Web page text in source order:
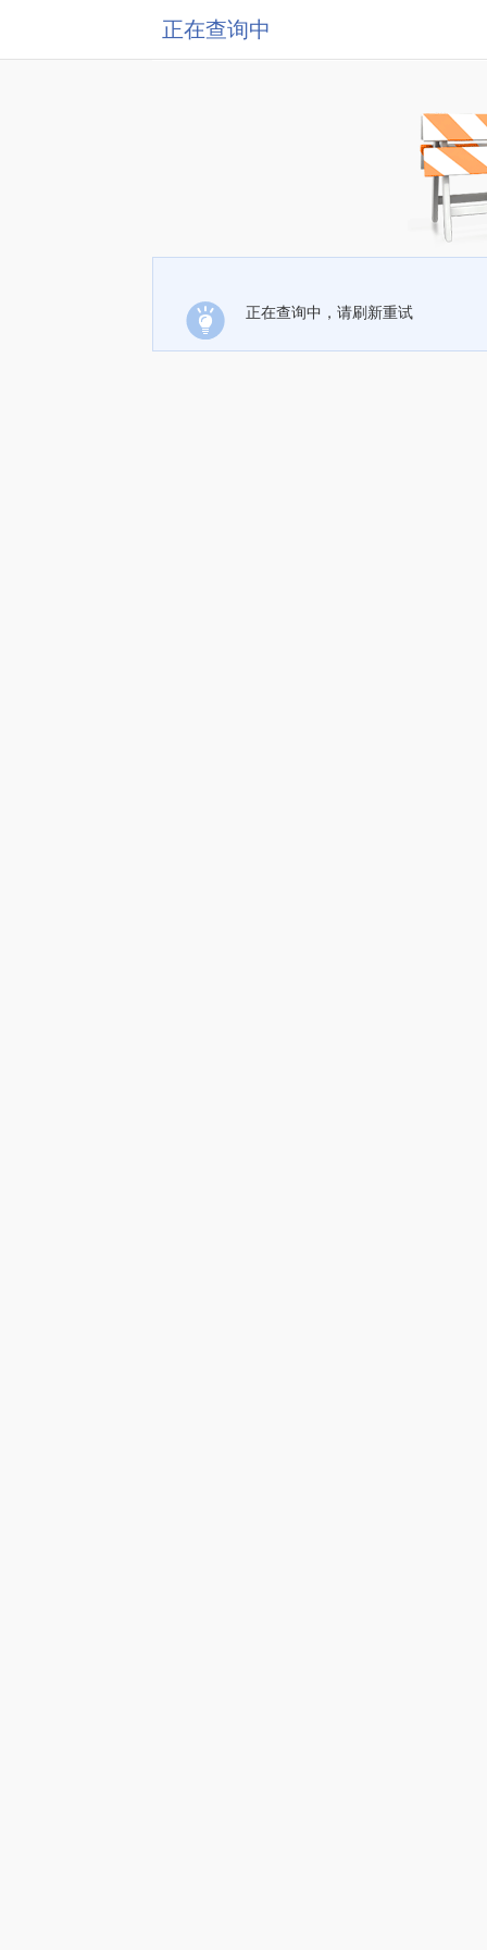
正在查询中
正在查询中，请刷新重试